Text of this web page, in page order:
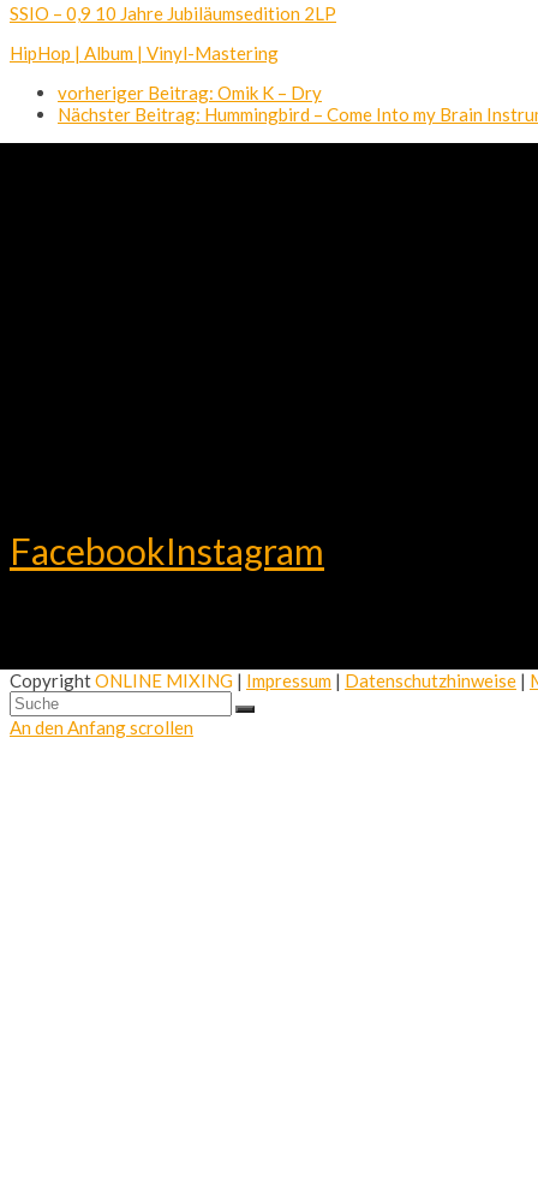
SSIO – 0,9 10 Jahre Jubiläumsedition 2LP
HipHop | Album | Vinyl-Mastering
vorheriger Beitrag: Omik K – Dry
Nächster Beitrag: Hummingbird – Come Into my Brain
FacebookInstagram
CopyrightONLINE MIXING | Impressum | Datenschutzhinweise |
An den Anfang scrollen